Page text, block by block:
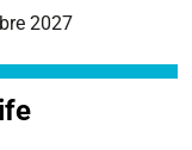
2027